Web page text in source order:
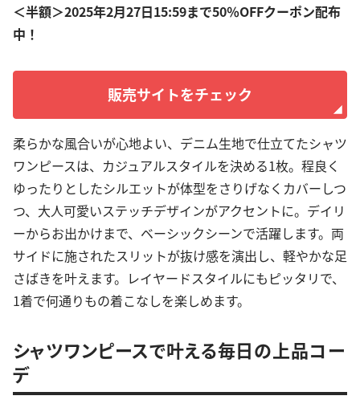
＜半額＞2025年2月27日15:59まで50％OFFクーポン配布
中！
販売サイトをチェック
柔らかな風合いが心地よい、デニム生地で仕立てたシャツ
ワンピースは、カジュアルスタイルを決める1枚。程良く
ゆったりとしたシルエットが体型をさりげなくカバーしつ
つ、大人可愛いステッチデザインがアクセントに。デイリ
ーからお出かけまで、ベーシックシーンで活躍します。両
サイドに施されたスリットが抜け感を演出し、軽やかな足
さばきを叶えます。レイヤードスタイルにもピッタリで、
1着で何通りもの着こなしを楽しめます。
シャツワンピースで叶える毎日の上品コー
デ